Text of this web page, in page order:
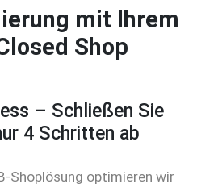
mit Ihrem
Shop
– Schließen Sie
4 Schritten ab
Shoplösung optimieren wir